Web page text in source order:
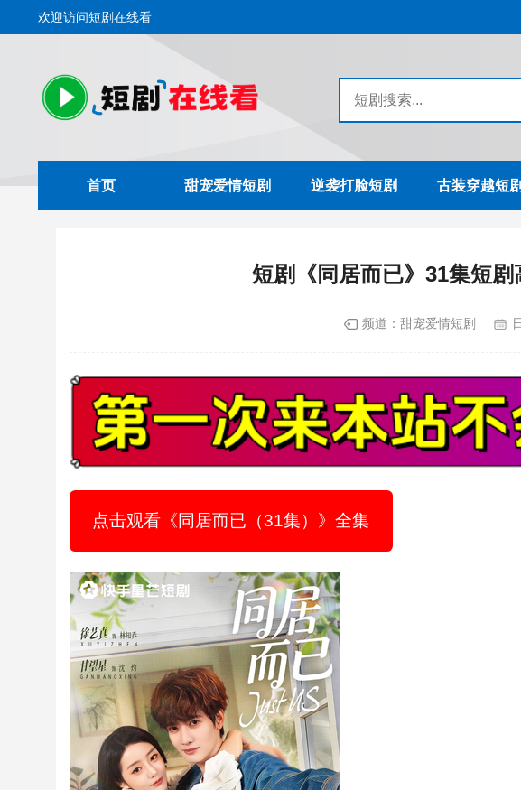
欢迎访问短剧在线看
首页 甜宠爱情短剧 逆袭打脸短剧 古装穿越短剧
短剧《同居而已》31集短
频道： 甜宠爱情短剧
点击观看《同居而已（31集）》全集